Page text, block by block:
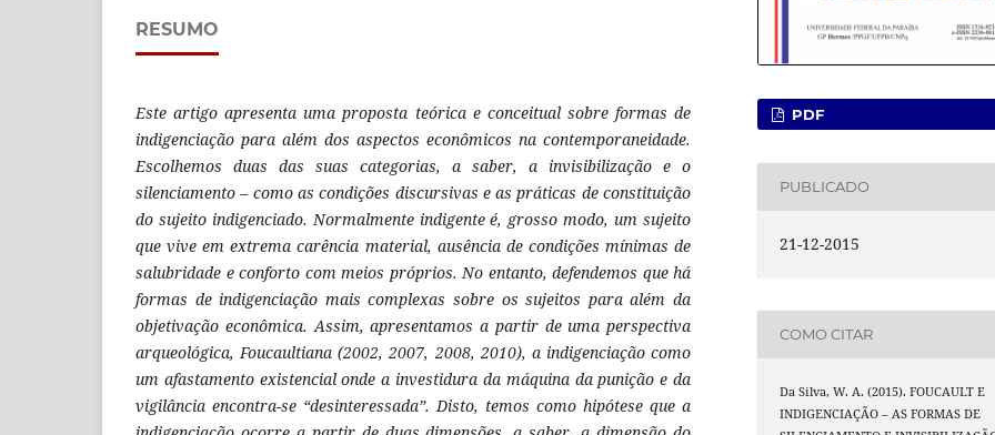
RESUMO
Este artigo apresenta uma proposta teórica e conceitual sobre formas de
indigenciação para além dos aspectos econômicos na contemporaneidade.
Escolhemos duas das suas categorias, a saber, a invisibilização e o
silenciamento – como as condições discursivas e as práticas de constituição
do sujeito indigenciado. Normalmente indigente é, grosso modo, um sujeito
que vive em extrema carência material, ausência de condições mínimas de
salubridade e conforto com meios próprios. No entanto, defendemos que há
formas de indigenciação mais complexas sobre os sujeitos para além da
objetivação econômica. Assim, apresentamos a partir de uma perspectiva
arqueológica, Foucaultiana (2002, 2007, 2008, 2010), a indigenciação como
um afastamento existencial onde a investidura da máquina da punição e da
vigilância encontra-se “desinteressada”. Disto, temos como hipótese que a
PDF
PUBLICADO
21-12-2015
COMO CITAR
Da Silva, W. A. (2015). FOUCAULT E
INDIGENCIAÇÃO – AS FORMAS DE